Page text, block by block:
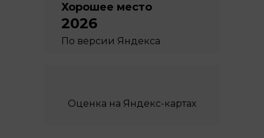
Хорошее место
2026
По версии Яндекса
Оценка на Яндекс-картах